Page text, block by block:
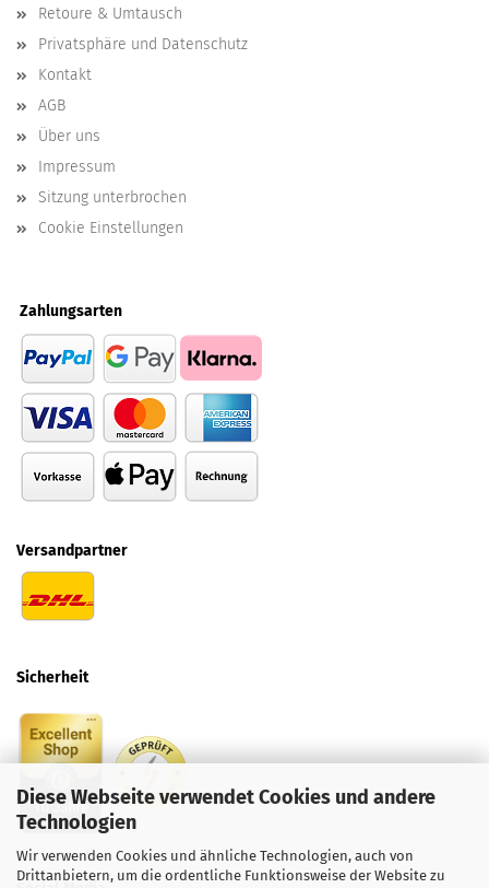
Diese Webseite verwendet Cookies und andere
Technologien
Wir verwenden Cookies und ähnliche Technologien, auch von
Drittanbietern, um die ordentliche Funktionsweise der Website zu
Retoure & Umtausch
Privatsphäre und Datenschutz
Kontakt
AGB
Über uns
Impressum
Sitzung unterbrochen
Cookie Einstellungen
Zahlungsarten
Versandpartner
Sicherheit